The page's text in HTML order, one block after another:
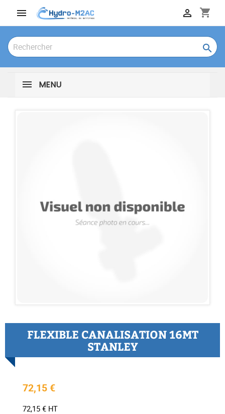
 shopping_cart


MENU
FLEXIBLE CANALISATION 16MT
STANLEY
72,15 €
72,15 € HT